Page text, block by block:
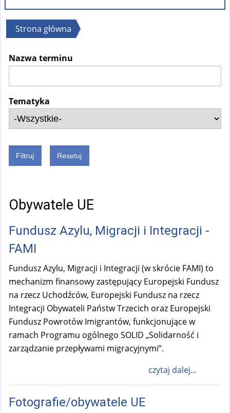
Jesteś
Strona główna
Nazwa terminu
Tematyka
Obywatele UE
Fundusz Azylu, Migracji i Integracji -
FAMI
Fundusz Azylu, Migracji i Integracji (w skrócie FAMI) to
mechanizm finansowy zastępujący Europejski Fundusz
na rzecz Uchodźców, Europejski Fundusz na rzecz
Integracji Obywateli Państw Trzecich oraz Europejski
Fundusz Powrotów Imigrantów, funkcjonujące w
ramach Programu ogólnego SOLID „Solidarność i
zarządzanie przepływami migracyjnymi”.
czytaj dalej...
Fotografie/obywatele UE